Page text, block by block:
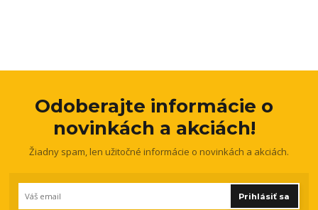
Odoberajte informácie o
novinkách a akciách!
Žiadny spam, len užitočné informácie o novinkách a akciách.
Prihlásiť sa